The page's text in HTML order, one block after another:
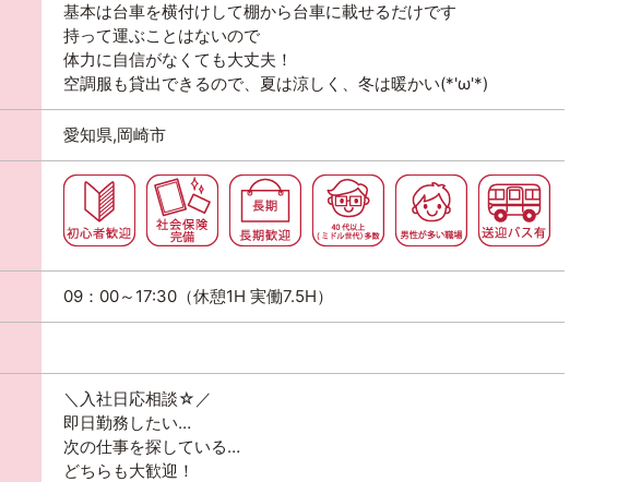
基本は台車を横付けして棚から台車に載せるだけです
持って運ぶことはないので
体力に自信がなくても大丈夫！
空調服も貸出できるので、夏は涼しく、冬は暖かい(*'ω'*)
愛知県,岡崎市
初心者歓迎社会保険完備長期歓迎 ４０代以上（ミドル世代）多数
男性が多い職場
09：00～17:30（休憩1H 実働7.5H）
＼入社日応相談☆／
即日勤務したい…
次の仕事を探している…
どちらも大歓迎！